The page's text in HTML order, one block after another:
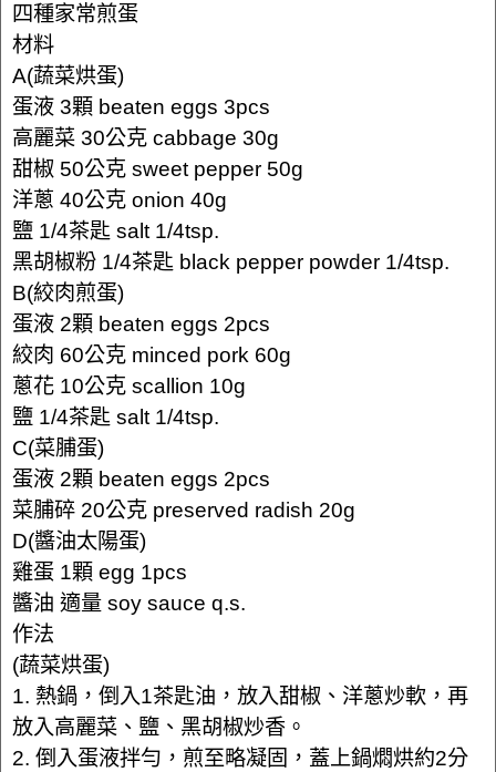
四種家常煎蛋
材料
A(蔬菜烘蛋)
蛋液 3顆 beaten eggs 3pcs
高麗菜 30公克 cabbage 30g
甜椒 50公克 sweet pepper 50g
洋蔥 40公克 onion 40g
鹽 1/4茶匙 salt 1/4tsp.
黑胡椒粉 1/4茶匙 black pepper powder 1/4tsp.
B(絞肉煎蛋)
蛋液 2顆 beaten eggs 2pcs
絞肉 60公克 minced pork 60g
蔥花 10公克 scallion 10g
鹽 1/4茶匙 salt 1/4tsp.
C(菜脯蛋)
蛋液 2顆 beaten eggs 2pcs
菜脯碎 20公克 preserved radish 20g
D(醬油太陽蛋)
雞蛋 1顆 egg 1pcs
醬油 適量 soy sauce q.s.
作法
(蔬菜烘蛋)
1. 熱鍋，倒入1茶匙油，放入甜椒、洋蔥炒軟，再
放入高麗菜、鹽、黑胡椒炒香。
2. 倒入蛋液拌勻，煎至略凝固，蓋上鍋燜烘約2分